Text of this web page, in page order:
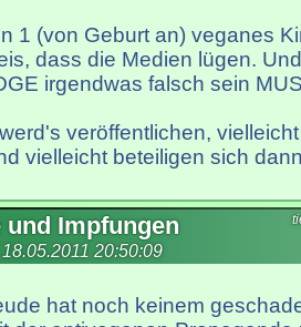
1 (von Geburt an) veganes
dass die Medien lügen.
irgendwas falsch sein
veröffentlichen,
vielleicht beteiligen sich
Impfungen
18.05.2011 20:50:09
hat noch keinem